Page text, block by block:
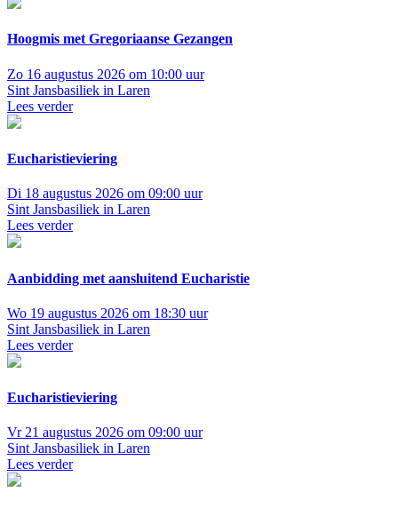
Hoogmis met Gregoriaanse Gezangen
Zo 16 augustus 2026 om 10:00 uur
Sint Jansbasiliek in Laren
Lees verder
Eucharistieviering
Di 18 augustus 2026 om 09:00 uur
Sint Jansbasiliek in Laren
Lees verder
Aanbidding met aansluitend Eucharistie
Wo 19 augustus 2026 om 18:30 uur
Sint Jansbasiliek in Laren
Lees verder
Eucharistieviering
Vr 21 augustus 2026 om 09:00 uur
Sint Jansbasiliek in Laren
Lees verder